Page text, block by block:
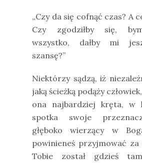
„Czy da się cofnąć czas? A
Czy zgodziłby się,
wszystko, dałby mi
szansę?”
Niektórzy sądzą, iż
jaką ścieżką podąży
ona najbardziej kręta, w
spotka swoje
głęboko wierzący w
powinieneś przyjmować za
Tobie został gdzieś